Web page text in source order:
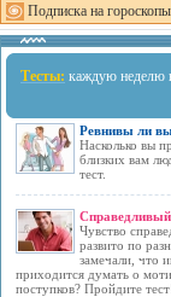
Подписка на гороскопы
Тесты: каждую неделю
Ревнивы ли
Насколько вы
близких вам
тест.
Чувство
развито по
замечали, что
приходится думать о
поступков? Пройдите